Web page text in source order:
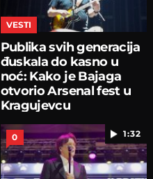
VESTI
Publika svih generacija
đuskala do kasno u
noć: Kako je Bajaga
otvorio Arsenal fest u
Kragujevcu
1:32
0